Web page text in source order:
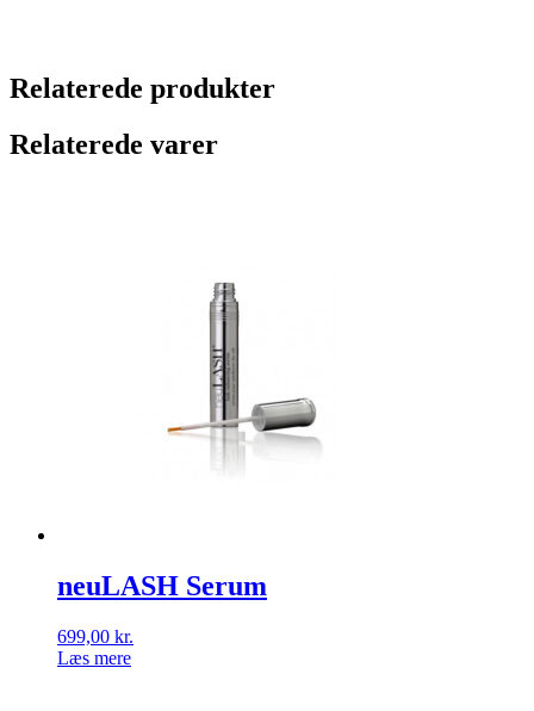
Relaterede produkter
Relaterede varer
neuLASH Serum
699,00 kr.
Læs mere